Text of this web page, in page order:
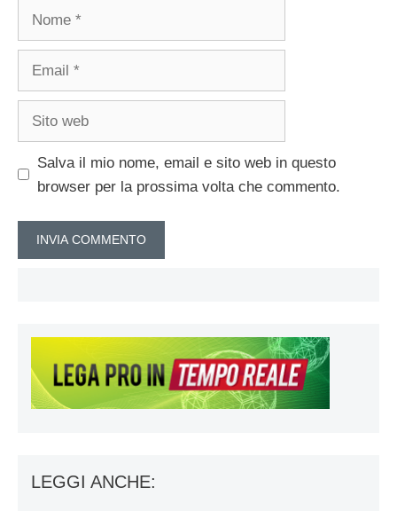
Nome
Email
Sito
Salva il mio nome, email e sito web in questo
browser per la prossima volta che commento.
LEGGI ANCHE: